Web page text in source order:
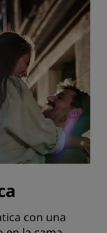
con una